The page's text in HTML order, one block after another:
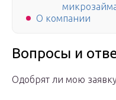
О компании
Вопросы и
Одобрят ли мою